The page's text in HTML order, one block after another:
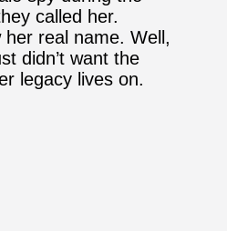
called her.
real name. Well,
didn’t want the
legacy lives on.